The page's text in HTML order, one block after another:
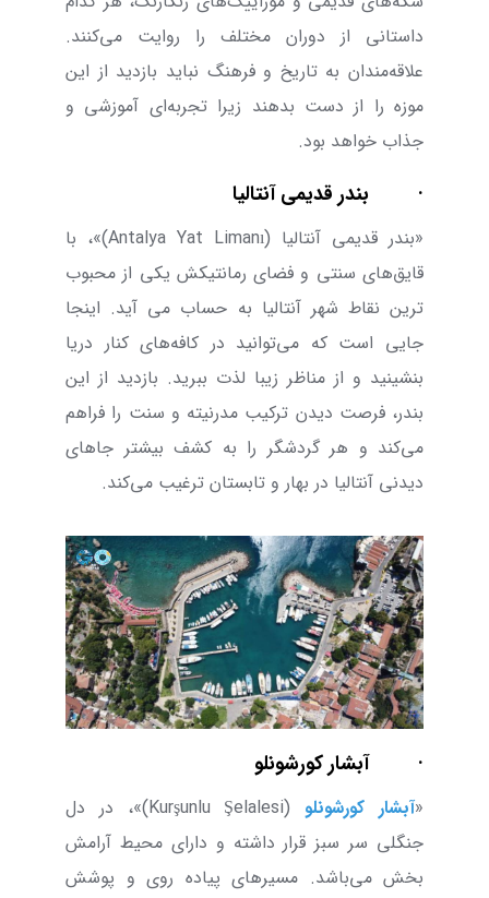
داستانی از دوران مختلف را روایت می‌کنند.
علاقه‌مندان به تاریخ و فرهنگ نباید بازدید از این
موزه را از دست بدهند زیرا تجربه‌ای آموزشی و
جذاب خواهد بود.
· بندر قدیمی آنتالیا
«بندر قدیمی آنتالیا (Antalya Yat Limanı)»، با
قایق‌های سنتی و فضای رمانتیکش یکی از محبوب
ترین نقاط شهر آنتالیا به حساب می آید. اینجا
جایی است که می‌‌توانید در کافه‌های کنار دریا
بنشینید و از مناظر زیبا لذت ببرید. بازدید از این
بندر، فرصت دیدن ترکیب مدرنیته و سنت را فراهم
می‌‌کند و هر گردشگر را به کشف بیشتر جاهای
دیدنی آنتالیا در بهار و تابستان ترغیب می‌‌کند.
· آبشار کورشونلو
«آبشار کورشونلو(
Kurşunlu Şelalesi)»، در دل
جنگلی سر سبز قرار داشته و دارای محیط آرامش
‌بخش می‌باشد. مسیر‌های پیاده ‌روی و پوشش